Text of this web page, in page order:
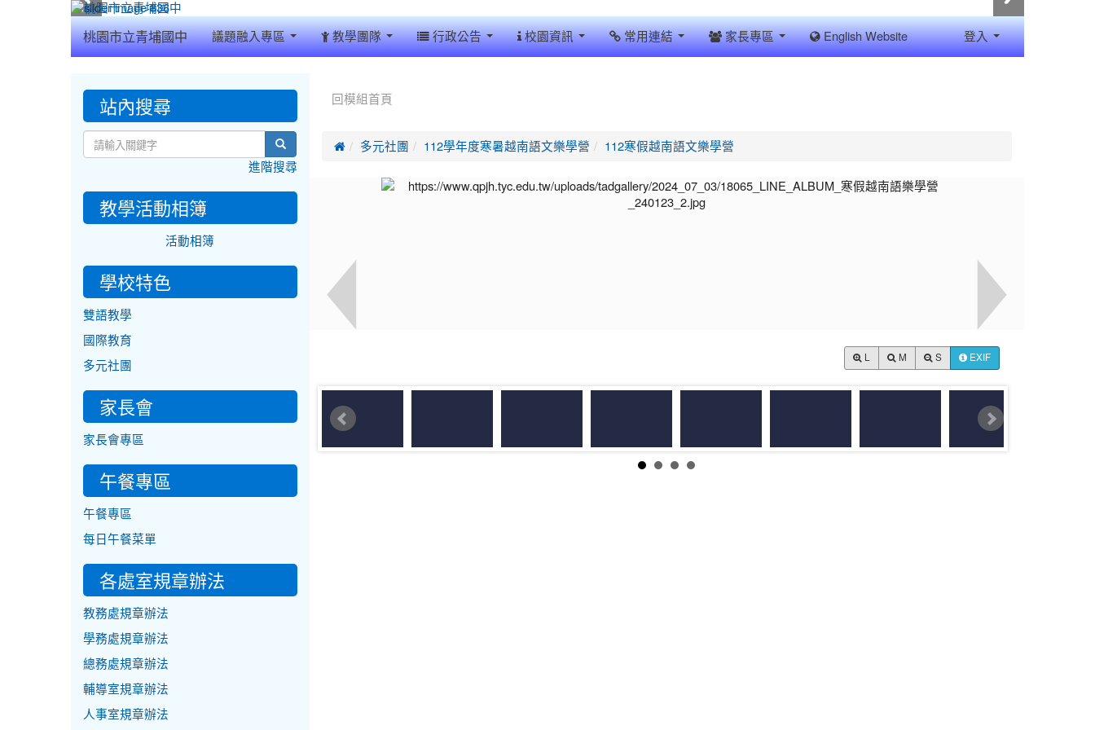
桃園市立青埔國中 議題融入專區 教學團隊 行政公告 校園資訊 常用連結 家長專區 English Website 登入
回模組首頁
 多元社團 112學年度寒暑越南語文樂學營 112寒假越南語文樂學營
M S EXIF
::: 站內搜尋
search
進階搜尋
教學活動相簿
活動相簿
學校特色
雙語教學
國際教育
多元社團
家長會
家長會專區
午餐專區
午餐專區
每日午餐菜單
各處室規章辦法
教務處規章辦法
學務處規章辦法
總務處規章辦法
輔導室規章辦法
人事室規章辦法